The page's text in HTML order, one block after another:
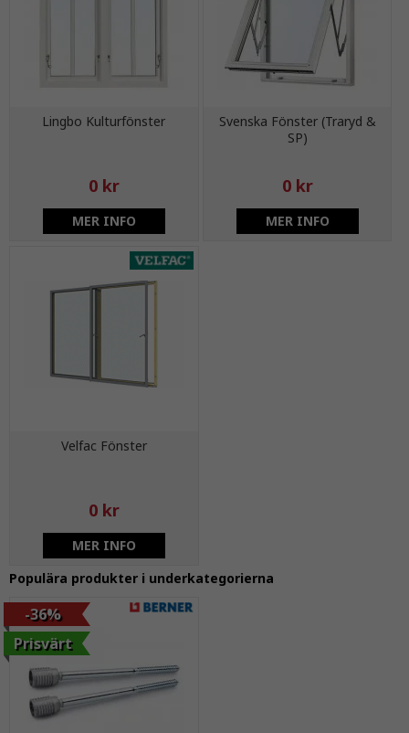
Lingbo Kulturfönster
0 kr
MER INFO
Svenska Fönster (Traryd &
SP)
0 kr
MER INFO
Velfac Fönster
0 kr
MER INFO
Populära produkter i underkategorierna
-36%
Prisvärt